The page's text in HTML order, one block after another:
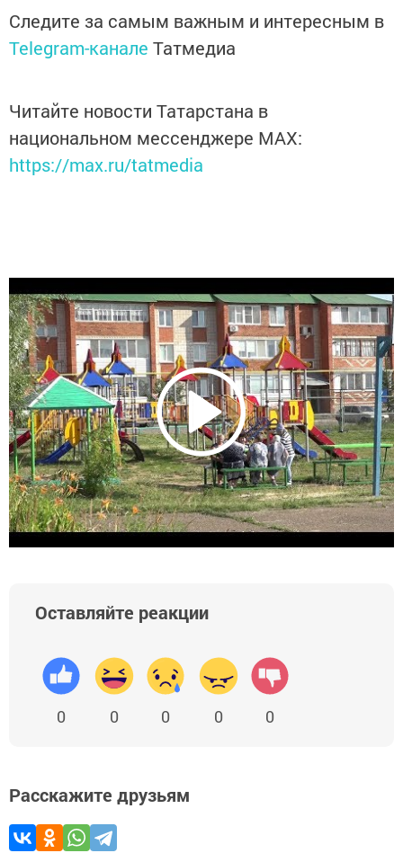
Следите за самым важным и интересным в
Telegram-канале Татмедиа
Читайте новости Татарстана в
национальном мессенджере MАХ:
https://max.ru/tatmedia
Оставляйте реакции
0 0 0 0 0
Расскажите друзьям